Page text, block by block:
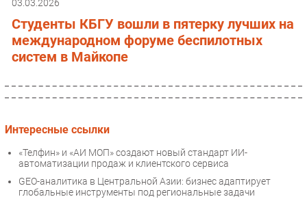
03.03.2026
Студенты КБГУ вошли в пятерку лучших на
международном форуме беспилотных
систем в Майкопе
Интересные ссылки
«Телфин» и «АИ МОП» создают новый стандарт ИИ-
автоматизации продаж и клиентского сервиса
GEO-аналитика в Центральной Азии: бизнес адаптирует
глобальные инструменты под региональные задачи